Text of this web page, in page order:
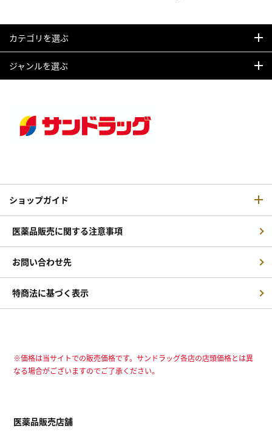
カテゴリを選ぶ
ジャンルを選ぶ
ショップガイド
医薬品販売に関する注意事項
お問い合わせ先
特商法に基づく表示
※価格は当サイトでの販売価格です。サンドラッグ各店の店頭価格とは異
なる場合がございますのでご了承ください。
医薬品販売店舗